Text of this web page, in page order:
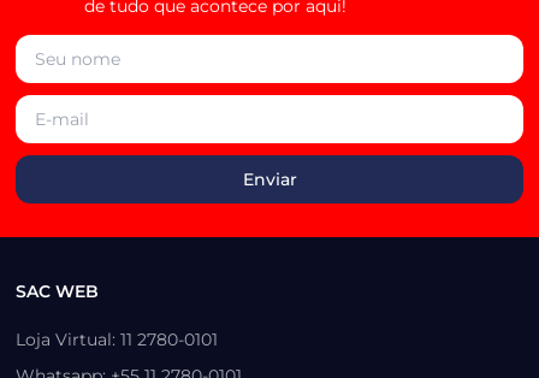
de tudo que acontece por aqui!
SAC WEB
Loja Virtual: 11 2780-0101